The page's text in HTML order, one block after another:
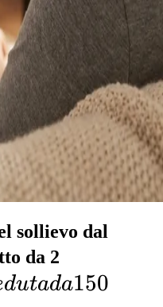
sollievo dal
da 2
superare
dutada150